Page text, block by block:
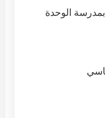
بمدرسة الوحدة